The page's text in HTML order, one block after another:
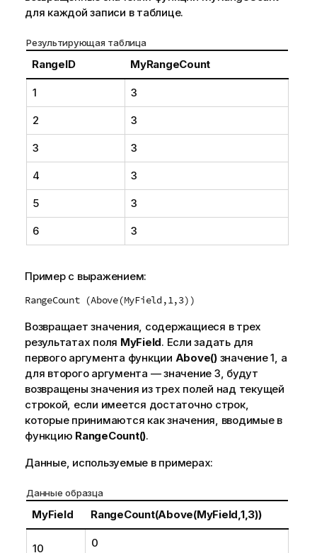
для каждой записи в таблице.
Результирующая таблица
RangeID MyRangeCount
1 3
2 3
3 3
4 3
5 3
6 3
Пример с выражением:
RangeCount (Above(MyField,1,3))
Возвращает значения, содержащиеся в трех
результатах поля MyField. Если задать для
первого аргумента функции Above()значение1, а
для второго аргумента — значение 3, будут
возвращены значения из трех полей над текущей
строкой, если имеется достаточно строк,
которые принимаются как значения, вводимые в
функцию RangeCount().
Данные, используемые в примерах:
Данные образца
MyField RangeCount(Above(MyField,1,3))
10 0